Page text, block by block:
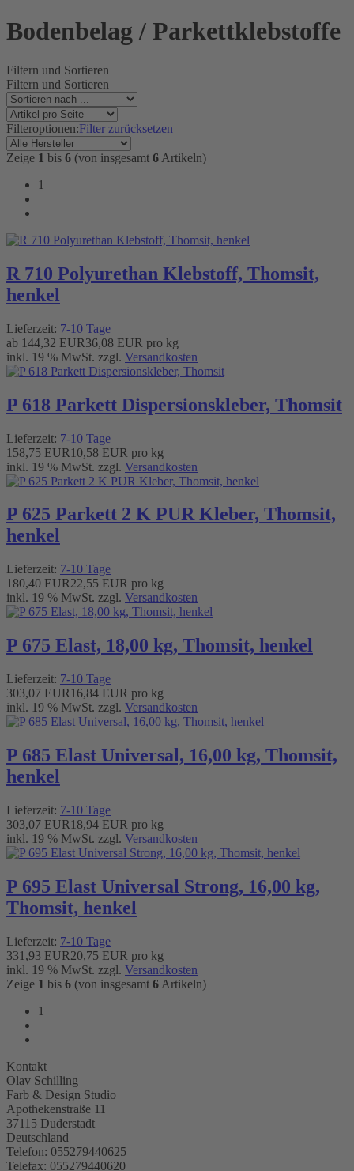
Bodenbelag / Parkettklebstoffe
Filtern und Sortieren
Filtern und Sortieren
Filteroptionen:Filter zurücksetzen
Zeige 1 bis 6 (von insgesamt 6 Artikeln)
1
R 710 Polyurethan Klebstoff, Thomsit,
henkel
Lieferzeit: 7-10 Tage
ab 144,32 EUR36,08 EUR pro kg
inkl. 19 % MwSt. zzgl. Versandkosten
P 618 Parkett Dispersionskleber, Thomsit
Lieferzeit: 7-10 Tage
158,75 EUR 10,58 EUR pro kg
inkl. 19 % MwSt. zzgl. Versandkosten
P 625 Parkett 2 K PUR Kleber, Thomsit,
henkel
Lieferzeit: 7-10 Tage
180,40 EUR22,55 EUR pro kg
inkl. 19 % MwSt. zzgl. Versandkosten
P 675 Elast, 18,00 kg, Thomsit, henkel
Lieferzeit: 7-10 Tage
303,07 EUR 16,84 EUR pro kg
inkl. 19 % MwSt. zzgl. Versandkosten
P 685 Elast Universal, 16,00 kg, Thomsit,
henkel
Lieferzeit: 7-10 Tage
303,07 EUR 18,94 EUR pro kg
inkl. 19 % MwSt. zzgl. Versandkosten
P 695 Elast Universal Strong, 16,00 kg,
Thomsit, henkel
Lieferzeit: 7-10 Tage
331,93 EUR20,75 EUR pro kg
inkl. 19 % MwSt. zzgl. Versandkosten
Zeige 1 bis 6 (von insgesamt 6 Artikeln)
1
Kontakt
Olav Schilling
Farb & Design Studio
Apothekenstraße 11
37115 Duderstadt
Deutschland
Telefon: 055279440625
Telefax: 055279440620